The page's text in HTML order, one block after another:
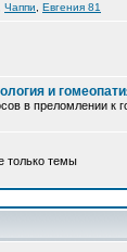
Чаппи Евгения 81
и
в преломлении к
только темы